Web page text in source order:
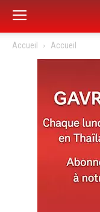
Accueil Accueil